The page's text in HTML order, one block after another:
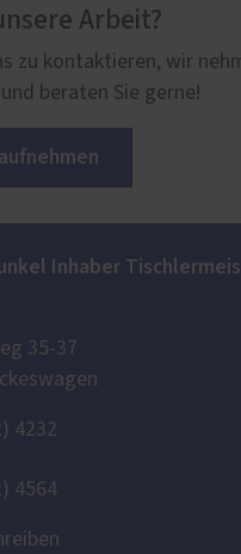
Arbeit?
zu kontaktieren, wir
beraten Sie gerne!
Inhaber
35-37
4232
4564